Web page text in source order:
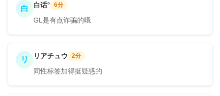
白 白话° 6分
GL是有点诈骗的哦
リ リアチュウ 2分
同性标签加得挺疑惑的